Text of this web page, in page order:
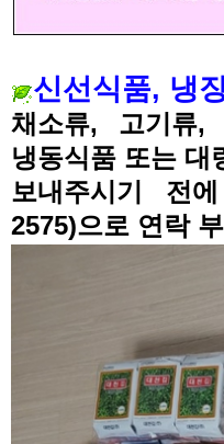
신선식품, 냉
채소류, 고기류,
냉동식품 또는 대
보내주시기 전
2575)으로 연락